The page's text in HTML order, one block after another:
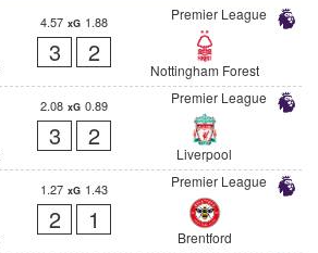
Premier League
4.57 xG 1.88
3 2
Nottingham Forest
Premier League
2.08 xG 0.89
3 2
Liverpool
Premier League
1.27 xG 1.43
2 1
Brentford